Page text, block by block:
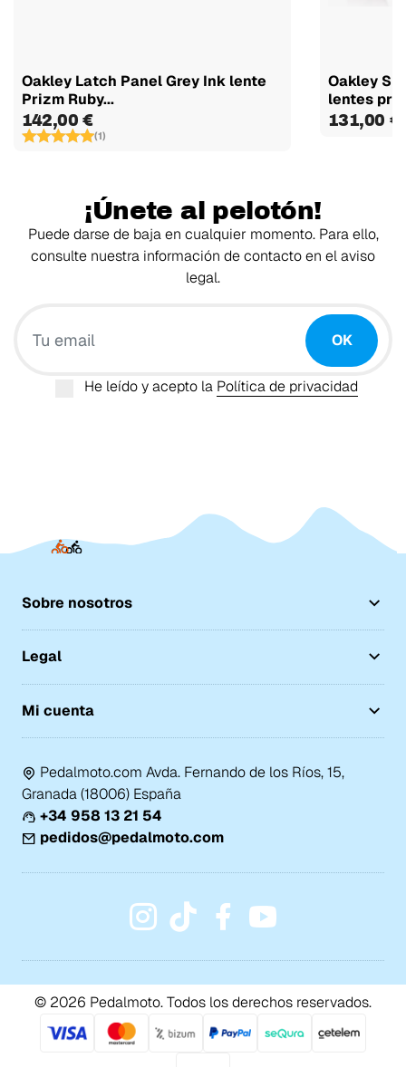
Oakley Latch Panel Grey Ink lente
Prizm Ruby...
142,00 €
(1)
Oakley
lentes
131,00 €
¡Únete al pelotón!
Puede darse de baja en cualquier momento. Para ello,
consulte nuestra información de contacto en el aviso
legal.
OK
He leído y acepto la Política de privacidad
Sobre nosotros
Legal
Mi cuenta
Pedalmoto.com Avda. Fernando de los Ríos, 15,
Granada (18006) España
+34 958 13 21 54
pedidos@pedalmoto.com
© 2026 Pedalmoto. Todos los derechos reservados.